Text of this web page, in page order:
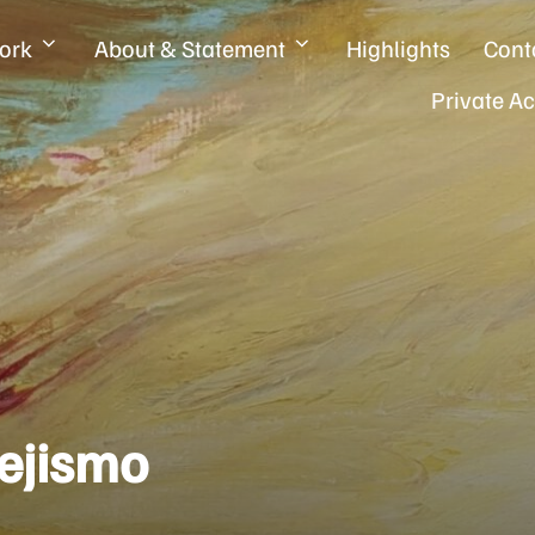
About & Statement Highlights
Private